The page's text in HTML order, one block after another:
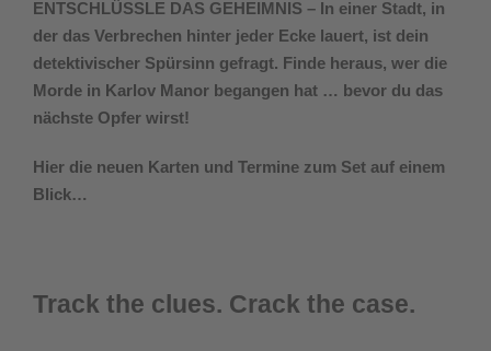
ENTSCHLÜSSLE DAS GEHEIMNIS – In einer Stadt, in
der das Verbrechen hinter jeder Ecke lauert, ist dein
detektivischer Spürsinn gefragt. Finde heraus, wer die
Morde in Karlov Manor begangen hat … bevor du das
nächste Opfer wirst!
Hier die neuen Karten und Termine zum Set auf einem
Blick…
Track the clues. Crack the case.